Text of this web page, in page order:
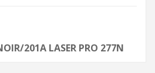
201A LASER PRO 277N